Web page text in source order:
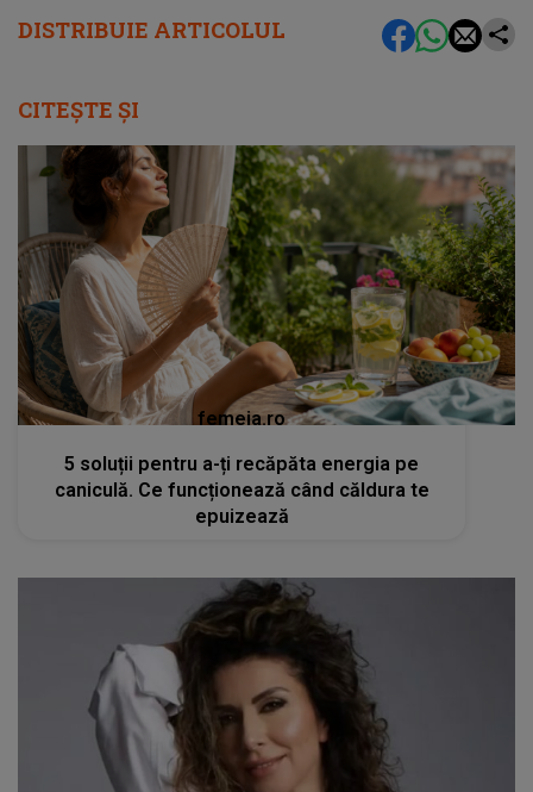
DISTRIBUIE ARTICOLUL
CITEȘTE ȘI
femeia.ro
5 soluții pentru a-ți recăpăta energia pe
caniculă. Ce funcționează când căldura te
epuizează